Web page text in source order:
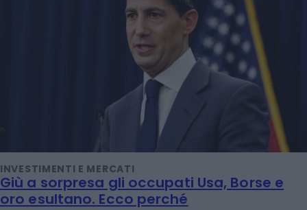
INVESTIMENTI E MERCATI
Giù a sorpresa gli occupati Usa, Borse e
oro esultano. Ecco perché